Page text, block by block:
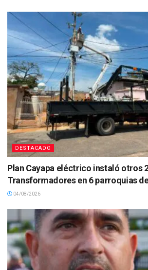
DESTACADO
Plan Cayapa eléctrico instaló otros
Transformadores en 6 parroquias
04/08/2026